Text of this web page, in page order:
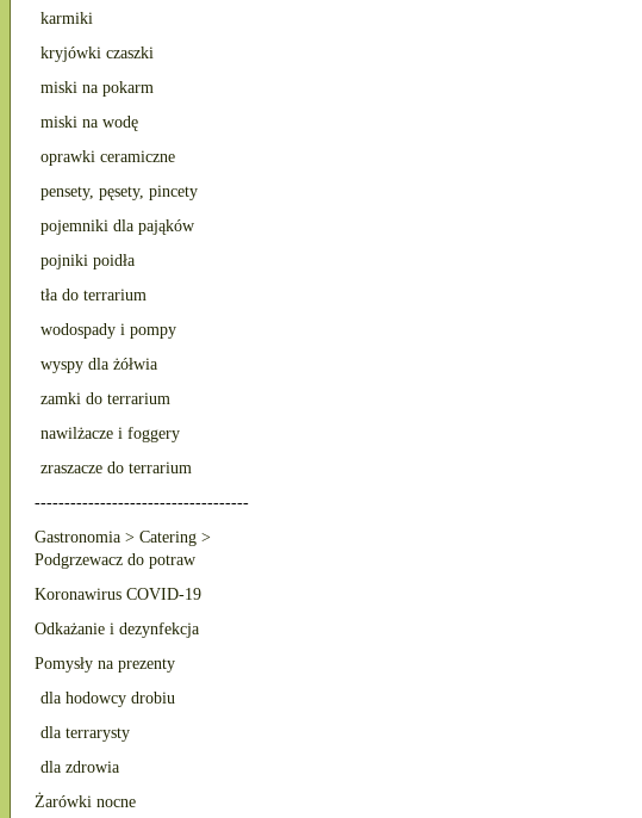
karmiki
kryjówki czaszki
miski na pokarm
miski na wodę
oprawki ceramiczne
pensety, pęsety, pincety
pojemniki dla pająków
pojniki poidła
tła do terrarium
wodospady i pompy
wyspy dla żółwia
zamki do terrarium
nawilżacze i foggery
zraszacze do terrarium
------------------------------------
Gastronomia > Catering >
Podgrzewacz do potraw
Koronawirus COVID-19
Odkażanie i dezynfekcja
Pomysły na prezenty
dla hodowcy drobiu
dla terrarysty
dla zdrowia
Żarówki nocne